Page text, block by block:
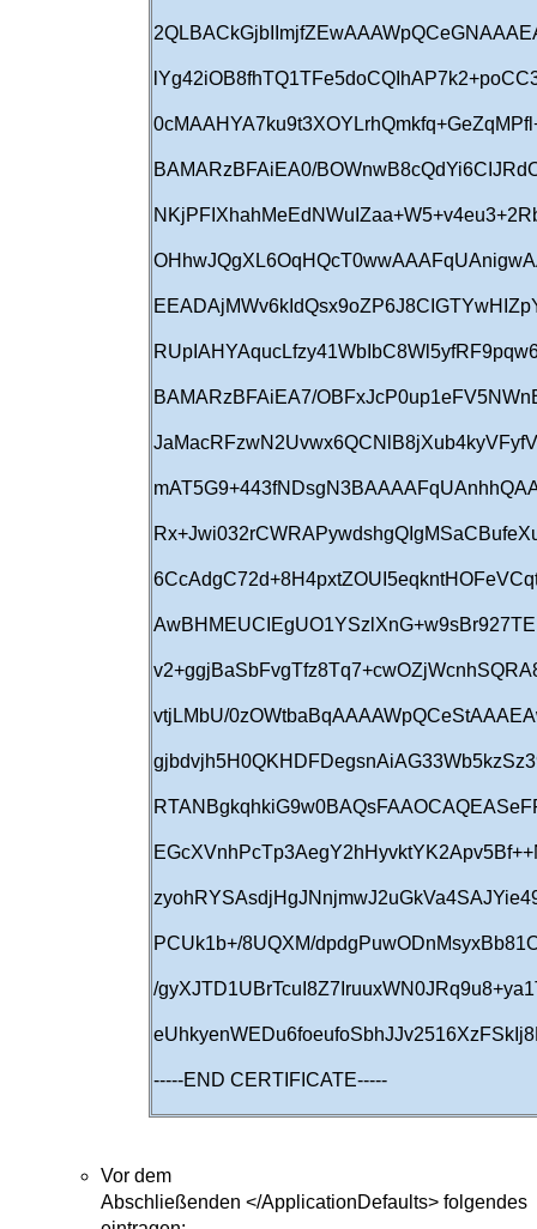
BAMARzBFAiEA0/
BAMARzBFAiEA7/
vtjLMbU/
PCUk1b+/8UQXM/
/
-----END CERTIFICATE-----
Vor dem
Abschließenden </ApplicationDefaults> folgendes